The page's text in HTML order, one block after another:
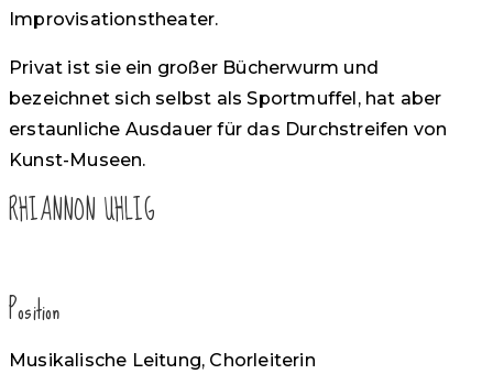
Improvisationstheater.
Privat ist sie ein großer Bücherwurm und
bezeichnet sich selbst als Sportmuffel, hat aber
erstaunliche Ausdauer für das Durchstreifen von
Kunst-Museen.
RHIANNON UHLIG
Position
Musikalische Leitung, Chorleiterin